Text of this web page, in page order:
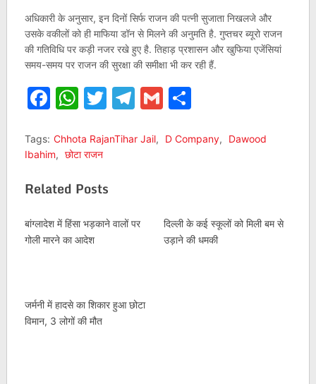
अधिकारी के अनुसार, इन दिनों सिर्फ राजन की पत्नी सुजाता निखलजे और
उसके वकीलों को ही माफिया डॉन से मिलने की अनुमति है. गुप्तचर ब्यूरो राजन
की गतिविधि पर कड़ी नजर रखे हुए है. तिहाड़ प्रशासन और खुफिया एजेंसियां
समय-समय पर राजन की सुरक्षा की समीक्षा भी कर रही हैं.
Facebook
WhatsApp
Twitter
Telegram
GmailShare
Tags: Chhota RajanTihar Jail, D Company,
Dawood
Ibahim, छोटा राजन
Related Posts
बांग्लादेश में हिंसा भड़काने वालों पर
गोली मारने का आदेश
दिल्ली के कई स्कूलों को मिली बम से
उड़ाने की धमकी
जर्मनी में हादसे का शिकार हुआ छोटा
विमान, 3 लोगों की मौत